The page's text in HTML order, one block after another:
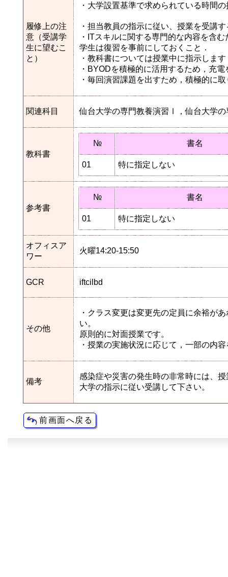
履修上の注
意（受講学
生に望むこ
と）
・大学設置基準で求められている時間
・担当教員の指示に従い、授業を受講
・ITスキルに関する専門的な内容を含
学生は復習を事前にしておくこと．
・教科書については授業中に指示します
・BYODを積極的に活用するため，充
・毎回演習課題を出すため，積極的に
関連科目 仙台大学の専門教養演習Ⅰ，仙台大学
教科書
№ 書名
01 特に指定しない
参考書
№ 書名
01 特に指定しない
オフィスア
ワー
火曜14:20-15:50
GCR iftcilbd
その他
・クラス変更は変更先の定員に余裕が
い。
原則的に対面授業です。
・授業の実施状況に応じて，一部の内
備考
感染症や災害の発生時の非常時には、
大学の指示に従い受講して下さい。